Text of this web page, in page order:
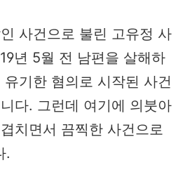
사건으로 불린 고유정 사
년 5월 전 남편을 살해하
기한 혐의로 시작된 사건
다. 그런데 여기에 의붓아
치면서 끔찍한 사건으로
.